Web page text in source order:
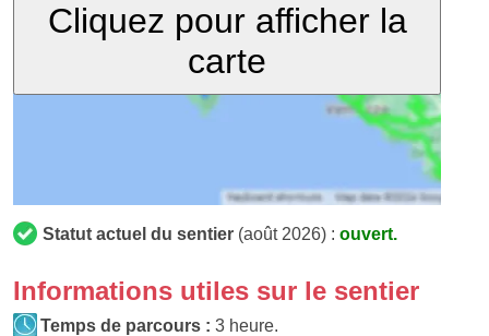
Cliquez pour afficher la
carte
Statut actuel du sentier (août 2026) : ouvert.
Informations utiles sur le sentier
Temps de parcours : 3 heure.